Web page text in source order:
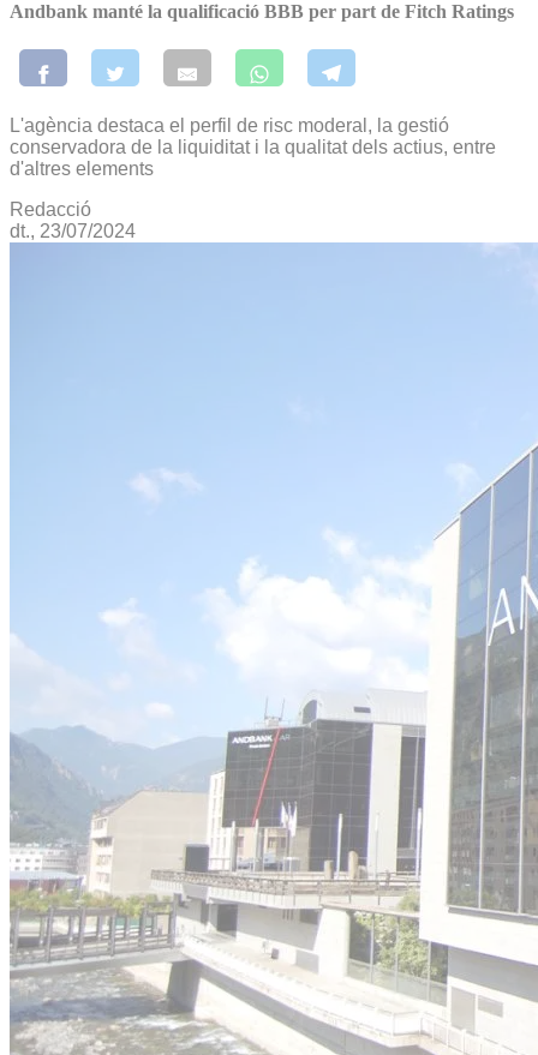
Andbank manté la qualificació BBB per part de Fitch Ratings
L'agència destaca el perfil de risc moderal, la gestió
conservadora de la liquiditat i la qualitat dels actius, entre
d'altres elements
Redacció
dt., 23/07/2024